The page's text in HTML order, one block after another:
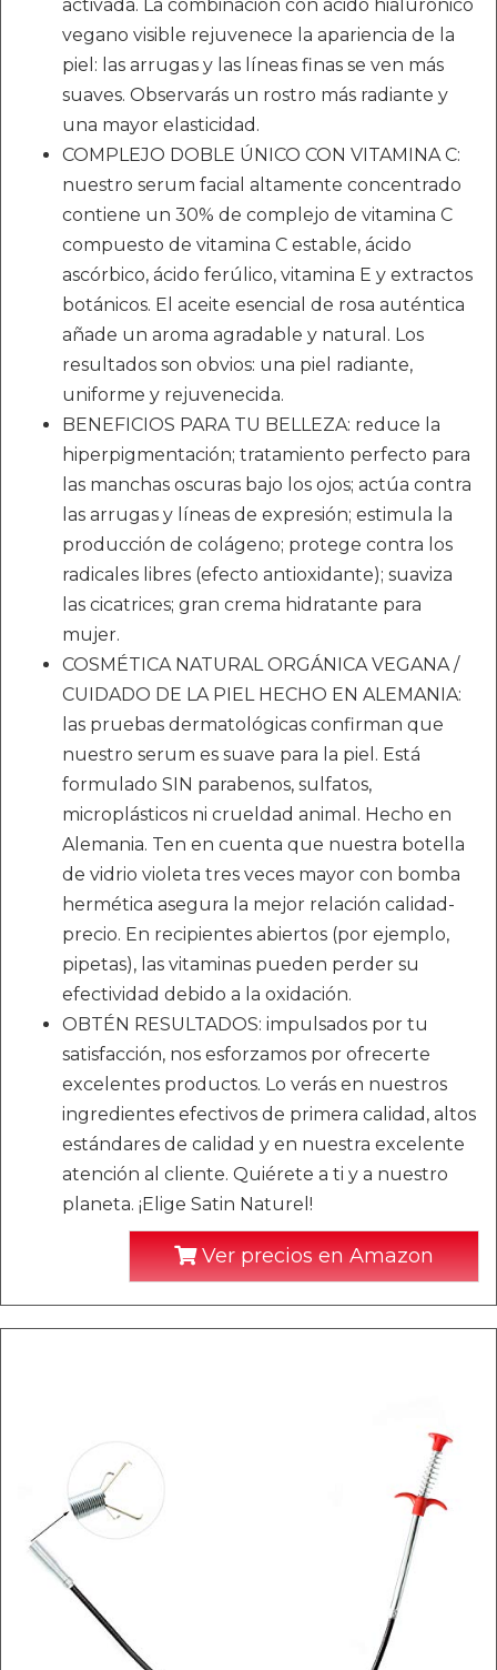
activada. La combinación con ácido hialurónico
vegano visible rejuvenece la apariencia de la
piel: las arrugas y las líneas finas se ven más
suaves. Observarás un rostro más radiante y
una mayor elasticidad.
COMPLEJO DOBLE ÚNICO CON VITAMINA C:
nuestro serum facial altamente concentrado
contiene un 30% de complejo de vitamina C
compuesto de vitamina C estable, ácido
ascórbico, ácido ferúlico, vitamina E y extractos
botánicos. El aceite esencial de rosa auténtica
añade un aroma agradable y natural. Los
resultados son obvios: una piel radiante,
uniforme y rejuvenecida.
BENEFICIOS PARA TU BELLEZA: reduce la
hiperpigmentación; tratamiento perfecto para
las manchas oscuras bajo los ojos; actúa contra
las arrugas y líneas de expresión; estimula la
producción de colágeno; protege contra los
radicales libres (efecto antioxidante); suaviza
las cicatrices; gran crema hidratante para
mujer.
COSMÉTICA NATURAL ORGÁNICA VEGANA /
CUIDADO DE LA PIEL HECHO EN ALEMANIA:
las pruebas dermatológicas confirman que
nuestro serum es suave para la piel. Está
formulado SIN parabenos, sulfatos,
microplásticos ni crueldad animal. Hecho en
Alemania. Ten en cuenta que nuestra botella
de vidrio violeta tres veces mayor con bomba
hermética asegura la mejor relación calidad-
precio. En recipientes abiertos (por ejemplo,
pipetas), las vitaminas pueden perder su
efectividad debido a la oxidación.
OBTÉN RESULTADOS: impulsados por tu
satisfacción, nos esforzamos por ofrecerte
excelentes productos. Lo verás en nuestros
ingredientes efectivos de primera calidad, altos
estándares de calidad y en nuestra excelente
atención al cliente. Quiérete a ti y a nuestro
planeta. ¡Elige Satin Naturel!
Ver precios en Amazon